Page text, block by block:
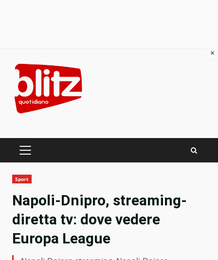
content
PRIMARY
Sport
Napoli-Dnipro, streaming-
diretta tv: dove vedere
Europa League
×